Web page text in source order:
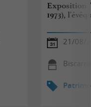
Exposition
1973),
21/08/